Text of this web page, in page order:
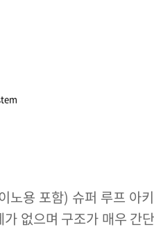
노용 포함) 슈퍼 루프 아
없으며 구조가 매우 간